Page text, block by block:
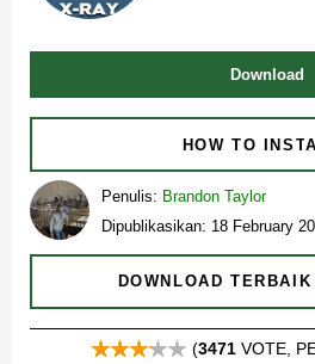
(3471VOTE,
Download
HOW TO
Penulis: Brandon Taylor
Dipublikasikan: 18 February
DOWNLOAD